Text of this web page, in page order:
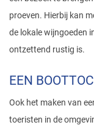
proeven. Hierbij kan
de lokale wijngoeden
ontzettend rustig is.
EEN
Ook het maken van
toeristen in de